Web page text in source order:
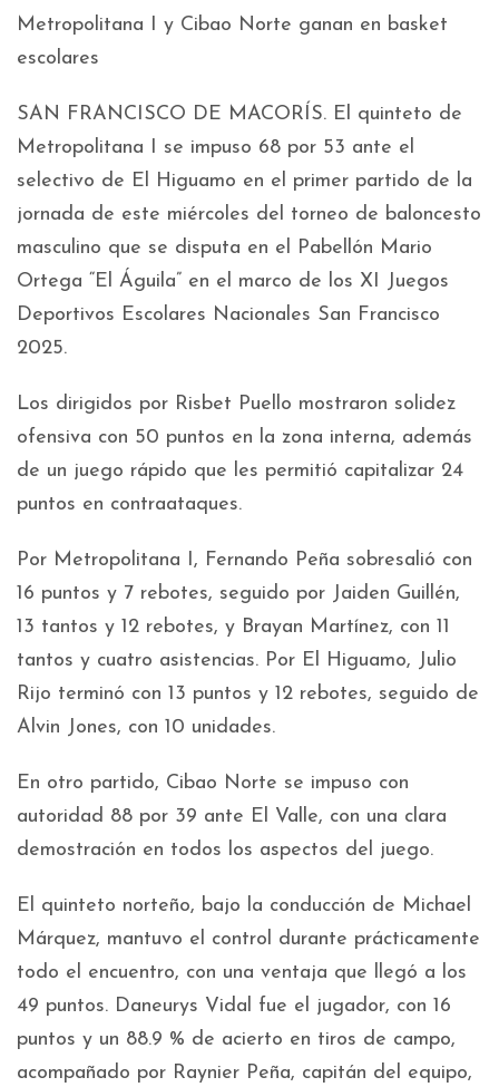
Metropolitana I y Cibao Norte ganan en basket
escolares
SAN FRANCISCO DE MACORÍS. El quinteto de
Metropolitana I se impuso 68 por 53 ante el
selectivo de El Higuamo en el primer partido de la
jornada de este miércoles del torneo de baloncesto
masculino que se disputa en el Pabellón Mario
Ortega “El Águila” en el marco de los XI Juegos
Deportivos Escolares Nacionales San Francisco
2025.
Los dirigidos por Risbet Puello mostraron solidez
ofensiva con 50 puntos en la zona interna, además
de un juego rápido que les permitió capitalizar 24
puntos en contraataques.
Por Metropolitana I, Fernando Peña sobresalió con
16 puntos y 7 rebotes, seguido por Jaiden Guillén,
13 tantos y 12 rebotes, y Brayan Martínez, con 11
tantos y cuatro asistencias. Por El Higuamo, Julio
Rijo terminó con 13 puntos y 12 rebotes, seguido de
Alvin Jones, con 10 unidades.
En otro partido, Cibao Norte se impuso con
autoridad 88 por 39 ante El Valle, con una clara
demostración en todos los aspectos del juego.
El quinteto norteño, bajo la conducción de Michael
Márquez, mantuvo el control durante prácticamente
todo el encuentro, con una ventaja que llegó a los
49 puntos. Daneurys Vidal fue el jugador, con 16
puntos y un 88.9 % de acierto en tiros de campo,
acompañado por Raynier Peña, capitán del equipo,